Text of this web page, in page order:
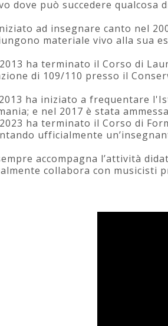
dove può succedere
ad insegnare canto nel
materiale vivo alla sua
ha terminato il Corso di
di 109/110 presso il
ha iniziato a frequentare
e nel 2017 è stata
ha terminato il Corso di
ufficialmente
accompagna l’attività
collabora con musicisti